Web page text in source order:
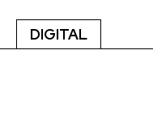
DIGITAL